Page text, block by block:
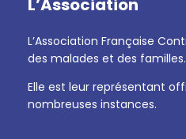
L’Association
L’Association Française
des malades et des familles.
Elle est leur représentant
nombreuses instances.